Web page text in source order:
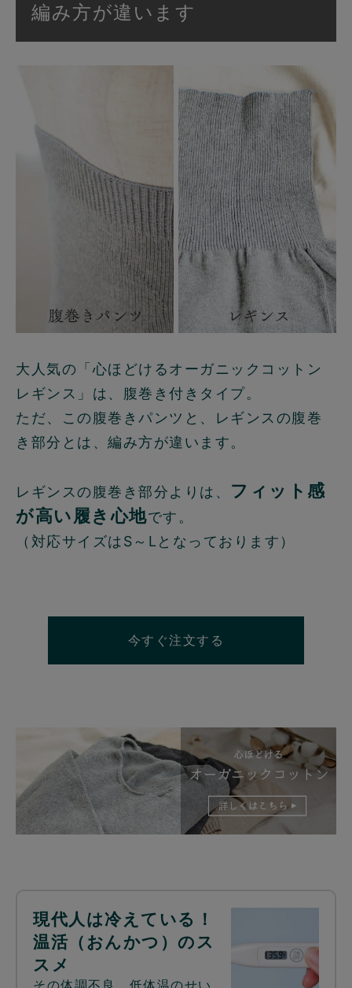
編み方が違います
大人気の「心ほどけるオーガニックコットン
レギンス」は、腹巻き付きタイプ。
ただ、この腹巻きパンツと、レギンスの腹巻
き部分とは、編み方が違います。
レギンスの腹巻き部分よりは、 フィット感
が高い履き心地です。
（対応サイズはS～Lとなっております）
今すぐ注文する
現代人は冷えている！
温活（おんかつ）のス
スメ
その体調不良、低体温のせい